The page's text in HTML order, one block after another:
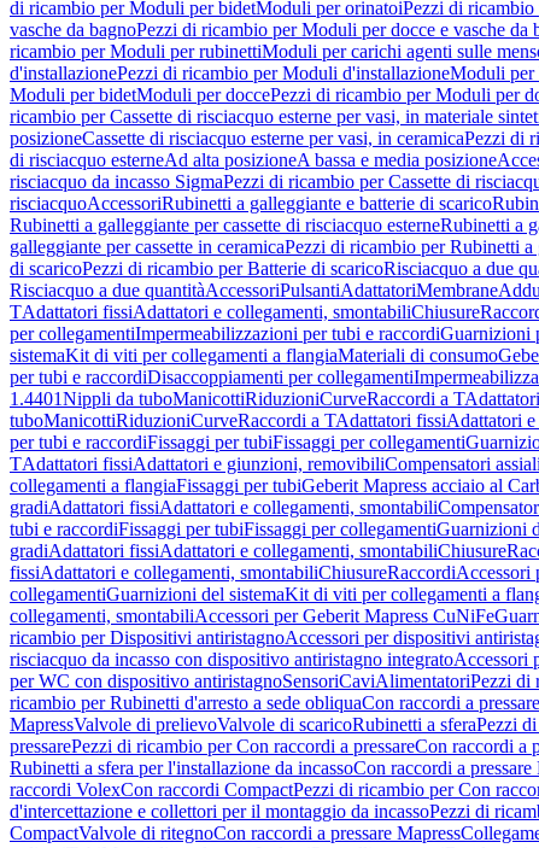
di ricambio per Moduli per bidetModuli per orinatoiPezzi di
vasche da bagnoPezzi di ricambio per Moduli per docce e vasche da
ricambio per Moduli per rubinettiModuli per carichi agenti sulle
d'installazionePezzi di ricambio per Moduli d'installazioneModuli per
Moduli per bidetModuli per doccePezzi di ricambio per Moduli per
ricambio per Cassette di risciacquo esterne per vasi, in materiale
posizioneCassette di risciacquo esterne per vasi, in ceramicaPezzi di
di risciacquo esterneAd alta posizioneA bassa e media posizione
risciacquo da incasso SigmaPezzi di ricambio per Cassette di
risciacquoAccessoriRubinetti a galleggiante e batterie di scarico
Rubinetti a galleggiante per cassette di risciacquo esterneRubinetti a
galleggiante per cassette in ceramicaPezzi di ricambio per Rubinetti a
di scaricoPezzi di ricambio per Batterie di scaricoRisciacquo a due
Risciacquo a due quantitàAccessoriPulsantiAdattatoriMembrane
TAdattatori fissiAdattatori e collegamenti, smontabiliChiusure
per collegamentiImpermeabilizzazioni per tubi e raccordiGuarnizioni
sistemaKit di viti per collegamenti a flangiaMateriali di consumo
per tubi e raccordiDisaccoppiamenti per collegamenti
1.4401Nippli da tuboManicottiRiduzioniCurveRaccordi a T
tuboManicottiRiduzioniCurveRaccordi a TAdattatori fissiAdattatori
per tubi e raccordiFissaggi per tubiFissaggi per collegamenti
TAdattatori fissiAdattatori e giunzioni, removibiliCompensatori assiali
collegamenti a flangiaFissaggi per tubiGeberit Mapress acciaio al
gradiAdattatori fissiAdattatori e collegamenti, smontabili
tubi e raccordiFissaggi per tubiFissaggi per collegamentiGuarnizioni
gradiAdattatori fissiAdattatori e collegamenti, smontabiliChiusure
fissiAdattatori e collegamenti, smontabiliChiusureRaccordiAccessori
collegamentiGuarnizioni del sistemaKit di viti per collegamenti a
collegamenti, smontabiliAccessori per Geberit Mapress CuNiFe
ricambio per Dispositivi antiristagnoAccessori per dispositivi
risciacquo da incasso con dispositivo antiristagno integratoAccessori
per WC con dispositivo antiristagnoSensoriCaviAlimentatoriPezzi di
ricambio per Rubinetti d'arresto a sede obliquaCon raccordi a
MapressValvole di prelievoValvole di scaricoRubinetti a sferaPezzi
pressarePezzi di ricambio per Con raccordi a pressareCon raccordi a
Rubinetti a sfera per l'installazione da incassoCon raccordi a
raccordi VolexCon raccordi CompactPezzi di ricambio per Con
d'intercettazione e collettori per il montaggio da incassoPezzi di
CompactValvole di ritegnoCon raccordi a pressare Mapress